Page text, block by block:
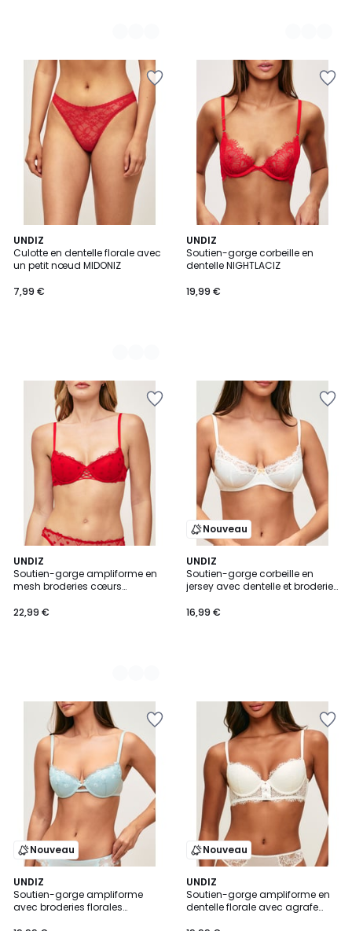
UNDIZ
Culotte en dentelle florale avec
un petit nœud MIDONIZ
7,99 €
2
Couleurs
UNDIZ
Soutien-gorge corbeille en
dentelle NIGHTLACIZ
19,99 €
UNDIZ
Soutien-gorge ampliforme en
mesh broderies cœurs
22,99 €
2
Couleurs
Nouveau
UNDIZ
Soutien-gorge corbeille en
jersey avec dentelle et broderies
16,99 €
Nouveau
UNDIZ
Soutien-gorge ampliforme
avec broderies florales
Nouveau
UNDIZ
Soutien-gorge ampliforme en
dentelle florale avec agrafe